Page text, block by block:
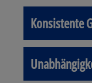
Konsistente